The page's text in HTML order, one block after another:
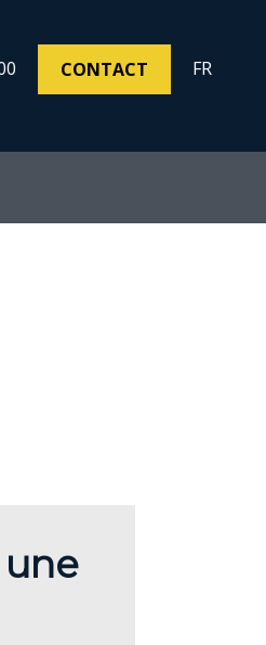
CONTACT FR
une